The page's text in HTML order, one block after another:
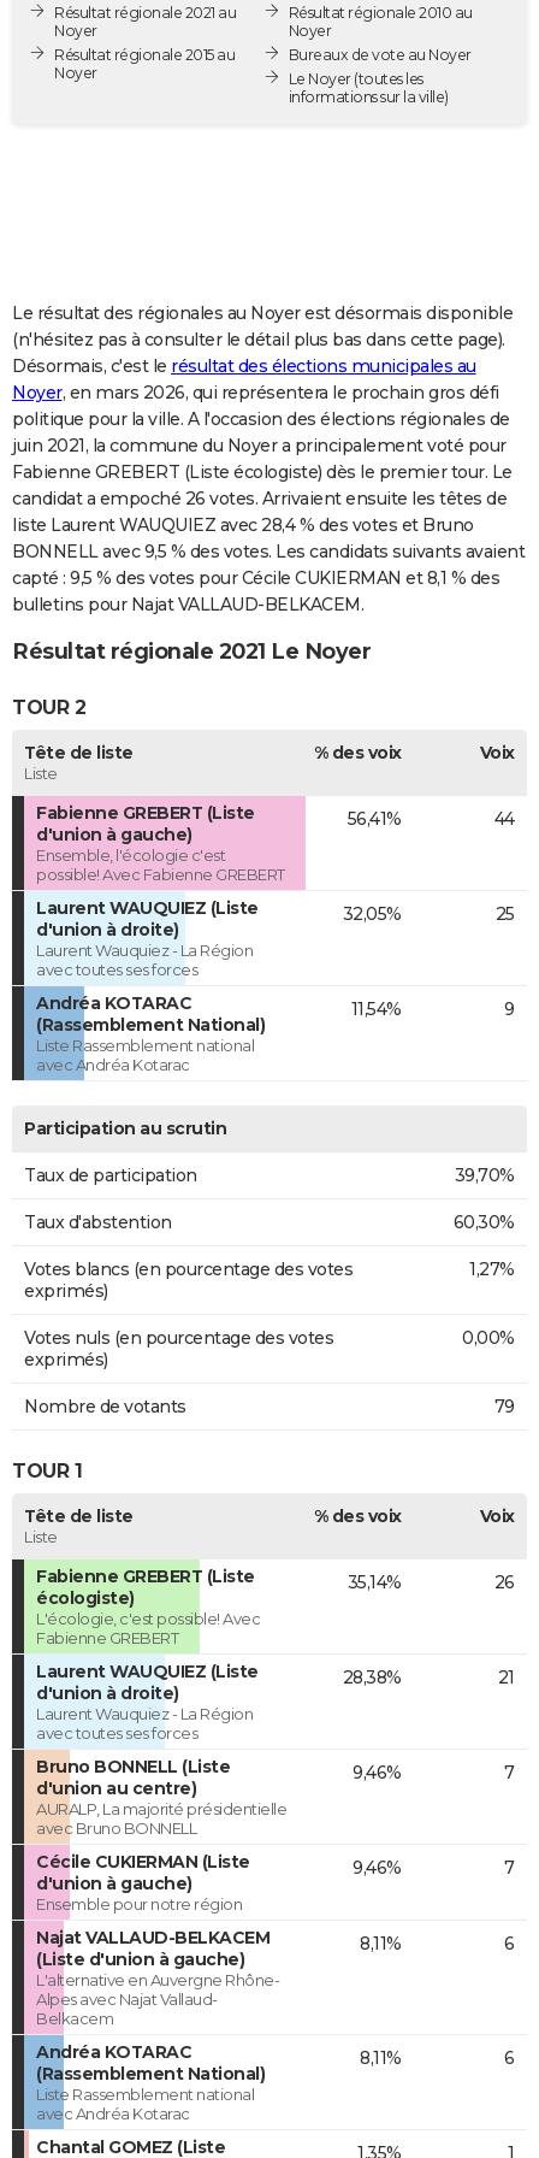
Destinations
City break
Voyage nature
Voyage de noces
Forum
PHOTO
GUIDES D'ACHAT
COPAINS D'AVANT
S'inscrire
Se connecter
Lycées
Collèges
Primaires
Universités
Entreprises
Service militaire
Avis de recherche
AVIS DE DÉCÈS
FORUM
Bricolage
Lifestyle
Culture
Sport
Auto
Television
Voyage
Cinema
Résultat régionale 2021 au
Noyer
Résultat régionale 2015 au
Noyer
Résultat régionale 2010 au
Noyer
Bureaux de vote au Noyer
Le Noyer(toutes les
informations sur la ville)
Le résultat des régionales au Noyer est désormais disponible
(n'hésitez pas à consulter le détail plus bas dans cette page).
Désormais, c'est le résultat des élections municipales au
Noyer, en mars 2026, qui représentera le prochain gros défi
politique pour la ville. A l'occasion des élections régionales de
juin 2021, la commune du Noyer a principalement voté pour
Fabienne GREBERT (Liste écologiste) dès le premier tour. Le
candidat a empoché 26 votes. Arrivaient ensuite les têtes de
liste Laurent WAUQUIEZ avec 28,4 % des votes et Bruno
BONNELL avec 9,5 % des votes. Les candidats suivants avaient
capté : 9,5 % des votes pour Cécile CUKIERMAN et 8,1 % des
bulletins pour Najat VALLAUD-BELKACEM.
Résultat régionale 2021 Le Noyer
TOUR 2
Tête de liste
Liste
% des voix Voix
Fabienne GREBERT (Liste
d'union à gauche)
Ensemble, l'écologie c'est
possible! Avec Fabienne GREBERT
56,41% 44
Laurent WAUQUIEZ (Liste
d'union à droite)
Laurent Wauquiez - La Région
avec toutes ses forces
32,05% 25
Andréa KOTARAC
(Rassemblement National)
Liste Rassemblement national
avec Andréa Kotarac
11,54% 9
Participation au scrutin
Taux de participation 39,70%
Taux d'abstention 60,30%
Votes blancs (en pourcentage des votes
exprimés)
1,27%
Votes nuls (en pourcentage des votes
exprimés)
0,00%
Nombre de votants 79
TOUR 1
Tête de liste
Liste
% des voix Voix
Fabienne GREBERT (Liste
écologiste)
L'écologie, c'est possible! Avec
Fabienne GREBERT
35,14% 26
Laurent WAUQUIEZ (Liste
d'union à droite)
Laurent Wauquiez - La Région
avec toutes ses forces
28,38% 21
Bruno BONNELL (Liste
d'union au centre)
AURALP, La majorité présidentielle
avec Bruno BONNELL
9,46% 7
Cécile CUKIERMAN (Liste
d'union à gauche)
Ensemble pour notre région
9,46% 7
Najat VALLAUD-BELKACEM
(Liste d'union à gauche)
L'alternative en Auvergne Rhône-
Alpes avec Najat Vallaud-
Belkacem
8,11% 6
Andréa KOTARAC
(Rassemblement National)
Liste Rassemblement national
avec Andréa Kotarac
8,11% 6
Chantal GOMEZ (Liste 1,35% 1